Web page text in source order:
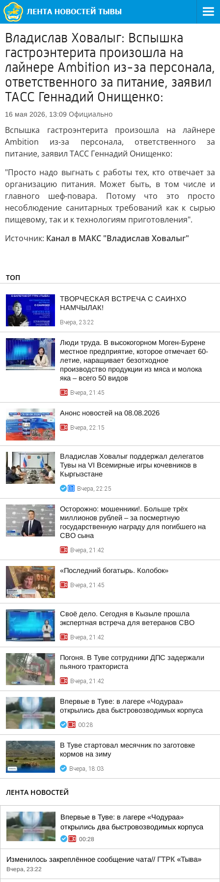
Владислав Ховалыг: Вспышка
гастроэнтерита произошла на
лайнере Ambition из-за персонала,
ответственного за питание, заявил
ТАСС Геннадий Онищенко:
16 мая 2026, 13:09 Официально
Вспышка гастроэнтерита произошла на лайнере
Ambition из-за персонала, ответственного за
питание, заявил ТАСС Геннадий Онищенко:
"Просто надо выгнать с работы тех, кто отвечает за
организацию питания. Может быть, в том числе и
главного шеф-повара. Потому что это просто
несоблюдение санитарных требований как к сырью
пищевому, так и к технологиям приготовления".
Источник: Канал в МАКС "Владислав Ховалыг"
ТОП
ТВОРЧЕСКАЯ ВСТРЕЧА С САИНХО
НАМЧЫЛАК!
Вчера, 23:22
Люди труда. В высокогорном Моген-Бурене
местное предприятие, которое отмечает 60-
летие, наращивает безотходное
производство продукции из мяса и молока
яка – всего 50 видов
Вчера, 21:45
Анонс новостей на 08.08.2026
Вчера, 22:15
Владислав Ховалыг поддержал делегатов
Тувы на VI Всемирные игры кочевников в
Кыргызстане
Вчера, 22:25
Осторожно: мошенники!. Больше трёх
миллионов рублей – за посмертную
государственную награду для погибшего на
СВО сына
Вчера, 21:42
«Последний богатырь. Колобок»
Вчера, 21:45
Своё дело. Сегодня в Кызыле прошла
экспертная встреча для ветеранов СВО
Вчера, 21:42
Погоня. В Туве сотрудники ДПС задержали
пьяного тракториста
Вчера, 21:42
Впервые в Туве: в лагере «Чодураа»
открылись два быстровозводимых корпуса
00:28
В Туве стартовал месячник по заготовке
кормов на зиму
Вчера, 18:03
ЛЕНТА НОВОСТЕЙ
Впервые в Туве: в лагере «Чодураа»
открылись два быстровозводимых корпуса
00:28
Изменилось закреплённое сообщение чата// ГТРК «Тыва»
Вчера, 23:22